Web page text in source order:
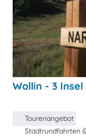
Wollin - 3 Insel
Tourenangebot
Stadtrundfahrten